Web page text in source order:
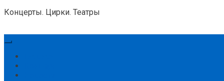
Концерты. Цирки. Театры